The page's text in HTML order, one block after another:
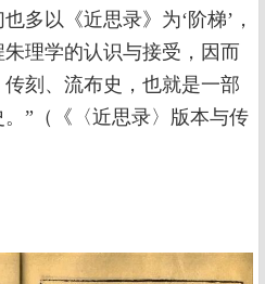
多以《近思录》为‘阶梯’，
理学的认识与接受，因而
刻、流布史，也就是一部
”（《〈近思录〉版本与传